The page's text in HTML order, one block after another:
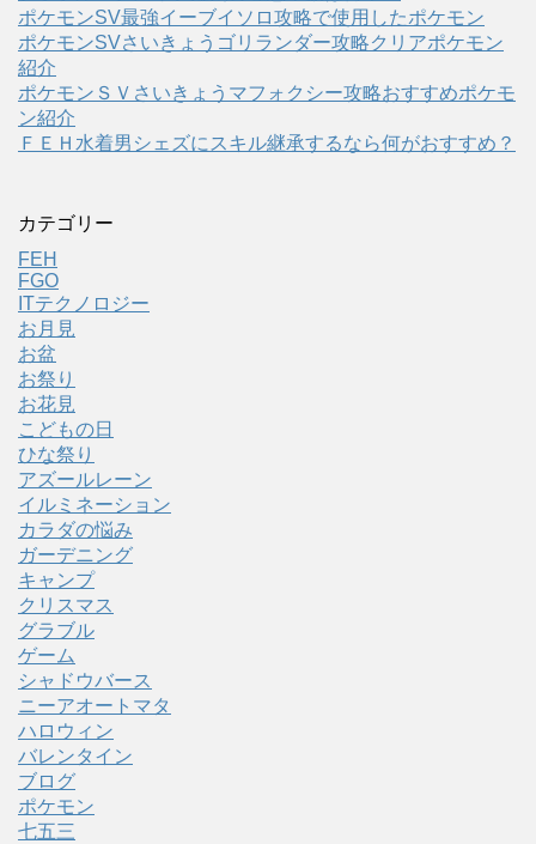
ポケモンSV最強イーブイソロ攻略で使用したポケモン
ポケモンSVさいきょうゴリランダー攻略クリアポケモン
紹介
ポケモンＳＶさいきょうマフォクシー攻略おすすめポケモ
ン紹介
ＦＥＨ水着男シェズにスキル継承するなら何がおすすめ？
カテゴリー
FEH
FGO
ITテクノロジー
お月見
お盆
お祭り
お花見
こどもの日
ひな祭り
アズールレーン
イルミネーション
カラダの悩み
ガーデニング
キャンプ
クリスマス
グラブル
ゲーム
シャドウバース
ニーアオートマタ
ハロウィン
バレンタイン
ブログ
ポケモン
七五三